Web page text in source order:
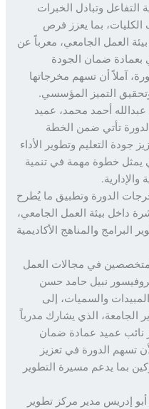
وتبادل الخبرات
بما يعزز فرص
الجامعي، معرباً عن
ضمان الجودة
أن تسهم مخرجاتها
التميز المؤسسي.
أحمد محمد، عميد
تأتي ضمن الخطة
التعليم وتطوير الأداء
خطوة مهمة في تنمية
وتطبيق ما يُطرح
بيئة العمل الجامعي،
والمناهج الأكاديمية
في مجالات العمل
نبيل حامد حسن
والسميات، إلى
الذي يشارك مدرباً
عميد عمادة ضمان
الدورة في تعزيز
يدعم مسيرة التطوير
مدير مركز تطوير